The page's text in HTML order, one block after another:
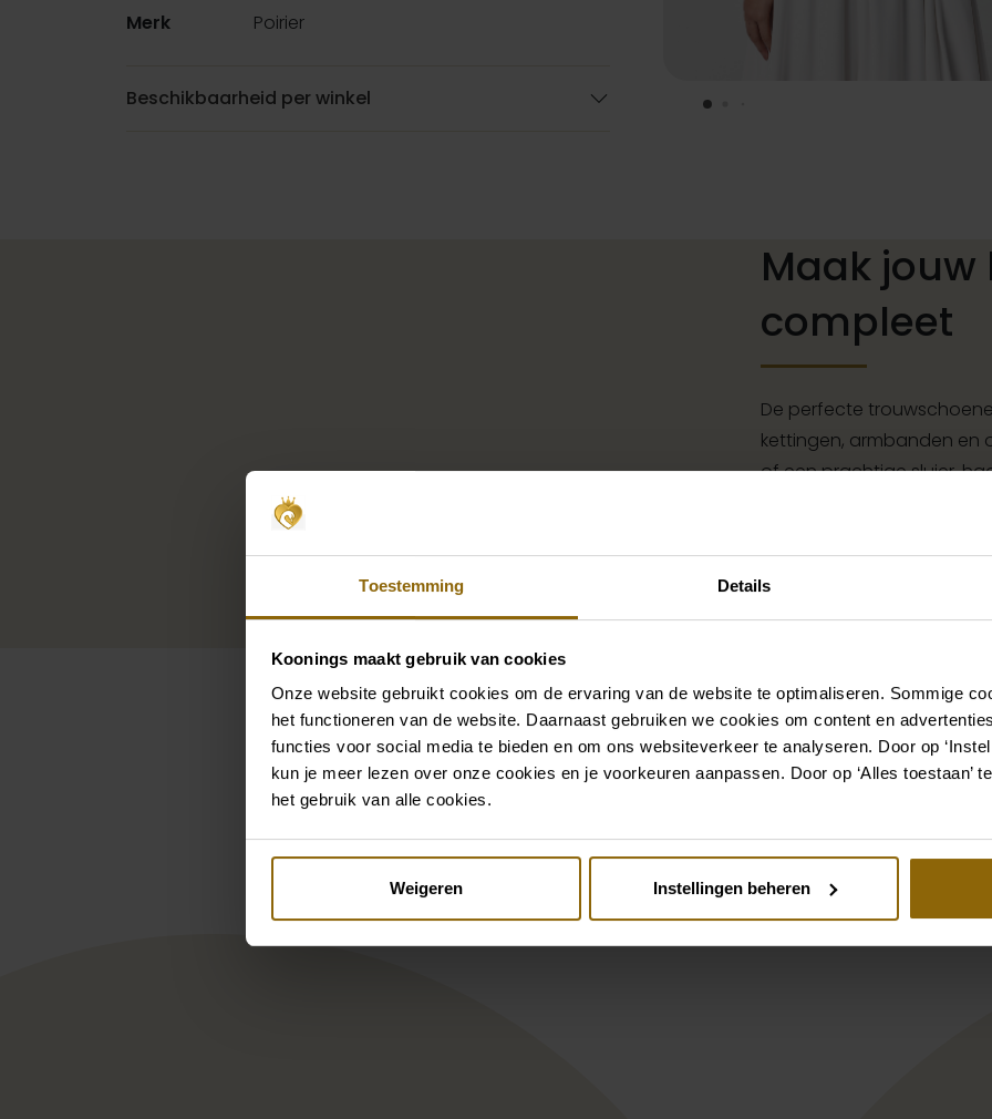
Toestemming Details
Koonings maakt gebruik van cookies
Onze website gebruikt cookies om de ervaring van de website te optimaliseren. Sommige
het functioneren van de website. Daarnaast gebruiken we cookies om content en
functies voor social media te bieden en om ons websiteverkeer te analyseren. Door op
kun je meer lezen over onze cookies en je voorkeuren aanpassen. Door op ‘Alles toestaan’
het gebruik van alle cookies.
Weigeren Instellingen beheren
Merk Poirier
Beschikbaarheid per winkel
Maak
compleet
De perfecte
kettingen, armbanden en
of een prachtige sluier,
vind je de perfecte match
Ga naar accessoires
Bekijk ook eens
Poirier T-75414 Colbert | Gem | Armelle
Pinterest
Poirier GL-76022 Handschoen |
Poirier GL-